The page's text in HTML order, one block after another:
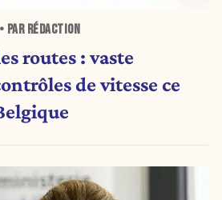
PAR RÉDACTION
routes : vaste
de vitesse ce